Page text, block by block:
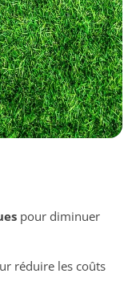
pour diminuer
réduire les coûts